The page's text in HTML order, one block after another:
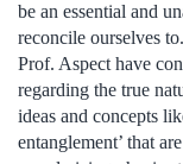
be an essential and
reconcile ourselves
Prof. Aspect have
regarding the true
ideas and concepts
entanglement’ that